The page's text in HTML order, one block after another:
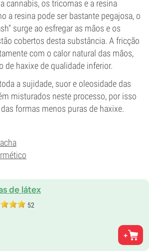
cannabis, os tricomas e a resina
a resina pode ser bastante pegajosa, o
surge ao esfregar as mãos e os
cobertos desta substância. A fricção
com o calor natural das mãos,
de haxixe de qualidade inferior.
a sujidade, suor e oleosidade das
misturados neste processo, por isso
formas menos puras de haxixe.
de látex
52